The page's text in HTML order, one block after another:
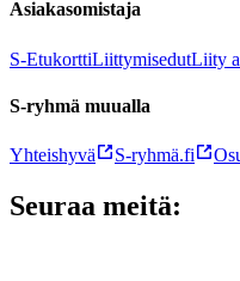
Asiakasomistaja
S-EtukorttiLiittymisedutLiity
S-ryhmä muualla
Yhteishyvä S-ryhmä.fi
Seuraa meitä: